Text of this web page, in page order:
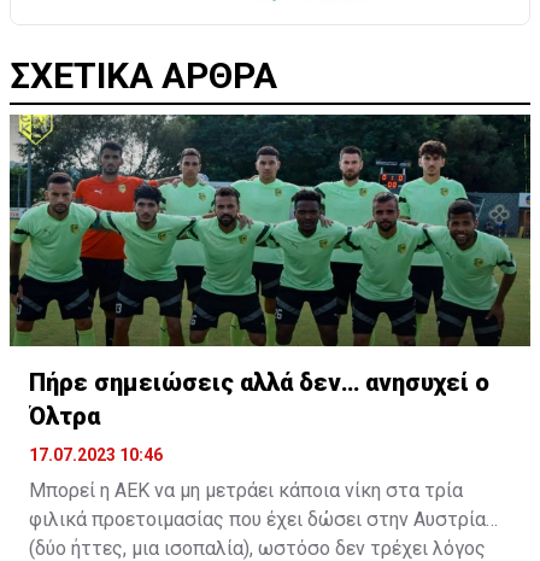
ΣΧΕΤΙΚΑ ΑΡΘΡΑ
Πήρε σημειώσεις αλλά δεν… ανησυχεί ο
Όλτρα
17.07.2023 10:46
Μπορεί η ΑΕΚ να μη μετράει κάποια νίκη στα τρία
φιλικά προετοιμασίας που έχει δώσει στην Αυστρία
(δύο ήττες, μια ισοπαλία), ωστόσο δεν τρέχει λόγος